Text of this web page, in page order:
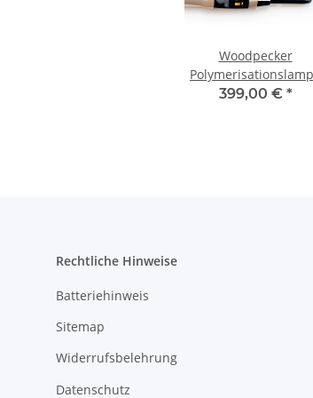
Woodpecker
X-Cure
399,00 € *
Rechtliche Hinweise
Batteriehinweis
Sitemap
Widerrufsbelehrung
Datenschutz